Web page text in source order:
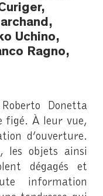
Uchino,
Ragno,
Donetta
figé. À leur vue,
d’ouverture.
les objets ainsi
dégagés et
information